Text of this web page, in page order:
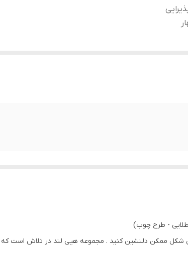
طلایی - طرح چوب)
شکل ممکن دلنشین کنید . مجموعه هپی لند در تلاش است که